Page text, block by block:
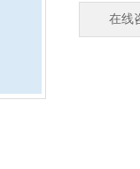
在线